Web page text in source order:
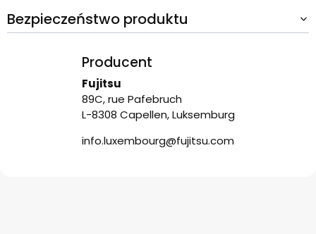
Bezpieczeństwo produktu
Producent
Fujitsu
89C, rue Pafebruch
L-8308 Capellen, Luksemburg
info.luxembourg@fujitsu.com